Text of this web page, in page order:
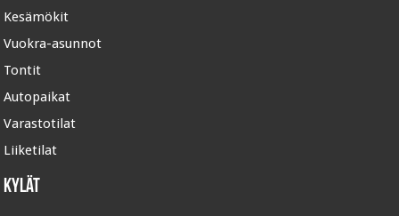
Kesämökit
Vuokra-asunnot
Tontit
Autopaikat
Varastotilat
Liiketilat
Kylät